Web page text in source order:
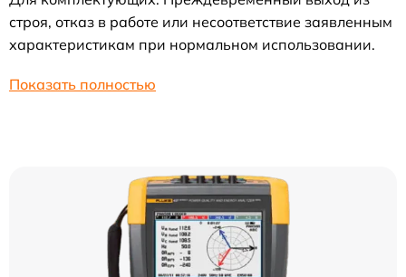
строя, отказ в работе или несоответствие заявленным
характеристикам при нормальном использовании.
Показать полностью